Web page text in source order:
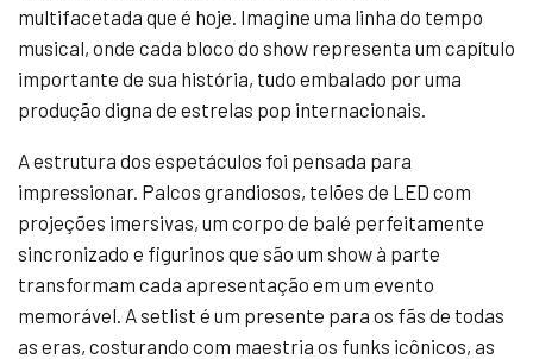
multifacetada que é hoje. Imagine uma linha do tempo
musical, onde cada bloco do show representa um capítulo
importante de sua história, tudo embalado por uma
produção digna de estrelas pop internacionais.
A estrutura dos espetáculos foi pensada para
impressionar. Palcos grandiosos, telões de LED com
projeções imersivas, um corpo de balé perfeitamente
sincronizado e figurinos que são um show à parte
transformam cada apresentação em um evento
memorável. A setlist é um presente para os fãs de todas
as eras, costurando com maestria os funks icônicos, as